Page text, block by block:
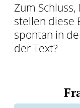
Zum
stellen diese
spontan in
der Text?